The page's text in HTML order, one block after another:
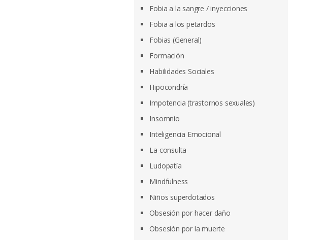
Fobia a la sangre / inyecciones
Fobia a los petardos
Fobias (General)
Formación
Habilidades Sociales
Hipocondría
Impotencia (trastornos sexuales)
Insomnio
Inteligencia Emocional
La consulta
Ludopatía
Mindfulness
Niños superdotados
Obsesión por hacer daño
Obsesión por la muerte